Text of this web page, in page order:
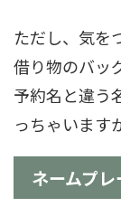
ただし、気を
借り物のバッ
予約名と違う
っちゃいます
ネームプ